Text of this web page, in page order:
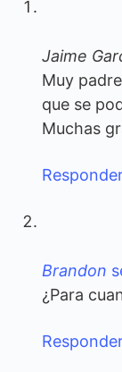
Jaime
Muy
que se
Muchas
Brandon
¿Para